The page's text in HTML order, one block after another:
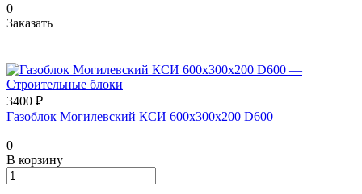
0
Заказать
3400 ₽
Газоблок Могилевский КСИ 600х300х200 D600
0
В корзину